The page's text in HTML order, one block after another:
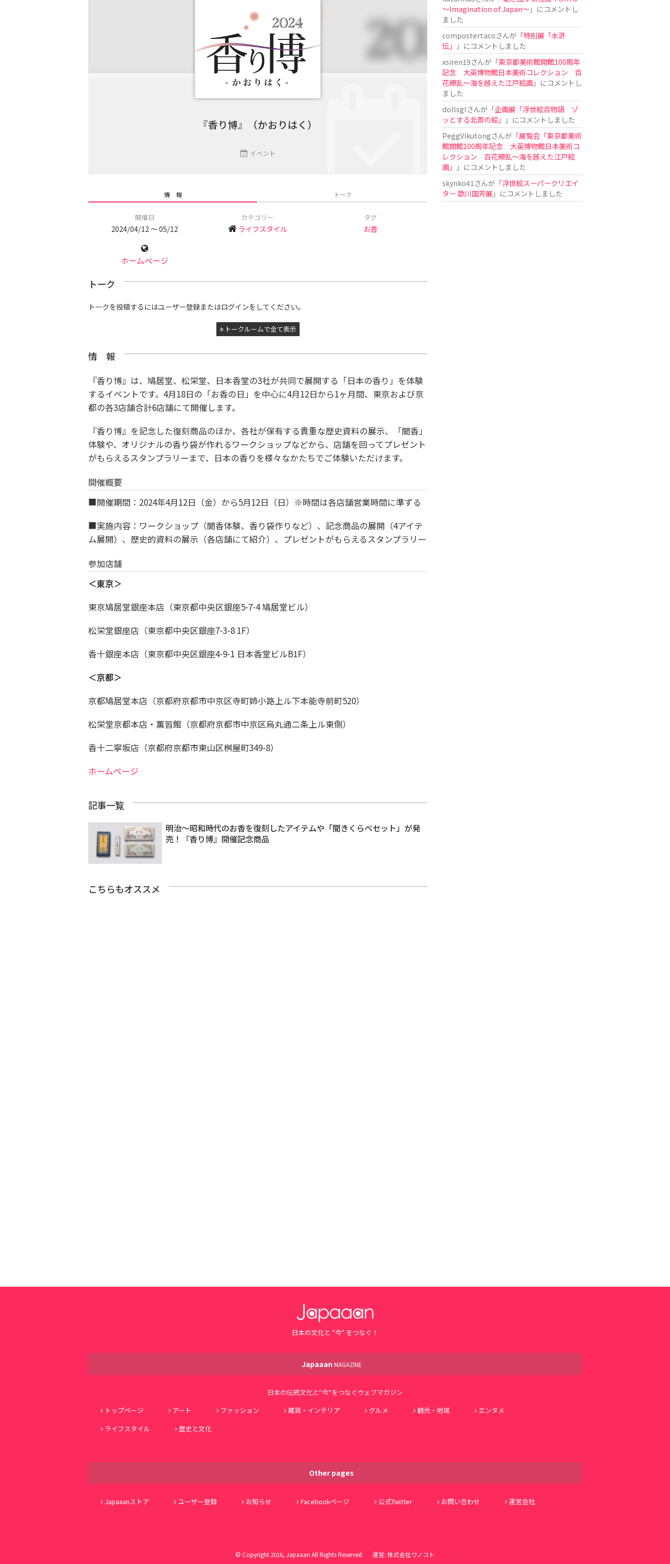
『香り博』（かおりはく）
イベント
情 報 トーク
開催日
2024/04/12 〜 05/12
カテゴリー
ライフスタイル
タグ
お香
ホームページ
トーク
トークを投稿するにはユーザー登録またはログインをしてください。
トークルームで全て表示
情 報
『香り博』は、鳩居堂、松栄堂、日本香堂の3社が共同で展開する「日本の香り」を体験
するイベントです。4月18日の「お香の日」を中心に4月12日から1ヶ月間、東京および京
都の各3店舗合計6店舗にて開催します。
『香り博』を記念した復刻商品のほか、各社が保有する貴重な歴史資料の展示、「聞香」
体験や、オリジナルの香り袋が作れるワークショップなどから、店舗を回ってプレゼント
がもらえるスタンプラリーまで、日本の香りを様々なかたちでご体験いただけます。
開催概要
■開催期間：2024年4月12日（金）から5月12日（日）※時間は各店舗営業時間に準ずる
■実施内容：ワークショップ（聞香体験、香り袋作りなど）、 記念商品の展開（4アイテ
ム展開）、 歴史的資料の展示（各店舗にて紹介）、 プレゼントがもらえるスタンプラリー
参加店舗
＜東京＞
東京鳩居堂銀座本店（東京都中央区銀座5-7-4 鳩居堂ビル）
松栄堂銀座店（東京都中央区銀座7-3-8 1F）
香十銀座本店（東京都中央区銀座4-9-1 日本香堂ビルB1F）
＜京都＞
京都鳩居堂本店（京都府京都市中京区寺町姉小路上ル下本能寺前町520）
松栄堂京都本店・薫習館（京都府京都市中京区烏丸通二条上ル東側）
香十二寧坂店（京都府京都市東山区桝屋町349-8）
ホームページ
記事一覧
明治～昭和時代のお香を復刻したアイテムや「聞きくらべセット」が発
売！『香り博』開催記念商品
こちらもオススメ
〜Imagination of Japan〜」にコメントし
ました
compostertacoさんが「特別展「水滸
伝」
」にコメントしました
xsiren19さんが「東京都美術館開館100周年
記念 大英博物館日本美術コレクション 百
花繚乱～海を越えた江戸絵画」にコメントし
ました
dollsglさんが「企画展「浮世絵百物語 ゾ
ッとする北斎の絵」
」にコメントしました
PeggVikutongさんが「展覧会「東京都美術
館開館100周年記念 大英博物館日本美術コ
レクション 百花繚乱〜海を越えた江戸絵
画」
」にコメントしました
skynko41 さんが「浮世絵スーパークリエイ
ター 歌川国芳展 」にコメントしました
日本の文化と ”今” をつなぐ！
Japaaan MAGAZINE
日本の伝統文化と"今"をつなぐウェブマガジン
トップページ
アート ファッション 雑貨・インテリア グルメ 観光・地域
エンタメ
ライフスタイル
歴史と文化
Other pages
Japaaanストア ユーザー登録 お知らせ Facebookページ 公式Twitter お問い合わせ 運営会社
© Copyright 2016, Japaaan All Rights Reserved. 運営: 株式会社ワノコト